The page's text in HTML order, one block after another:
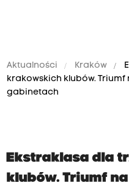
Aktualności Kraków
krakowskich klubów.
gabinetach
Ekstraklasa dla
klubów. Triumf